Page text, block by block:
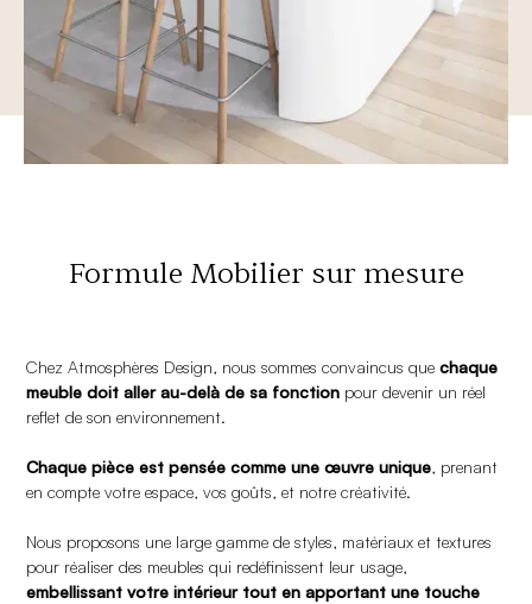
Formule Mobilier sur mesure
Chez Atmosphères Design, nous sommes convaincus quechaque
meuble doit aller au-delà de sa fonction pour devenir un réel
reflet de son environnement.
Chaque pièce est pensée comme une œuvre unique, prenant
en compte votre espace, vos goûts, et notre créativité.
Nous proposons une large gamme de styles, matériaux et textures
pour réaliser des meubles qui redéfinissent leur usage,
embellissant votre intérieur tout en apportant une touche